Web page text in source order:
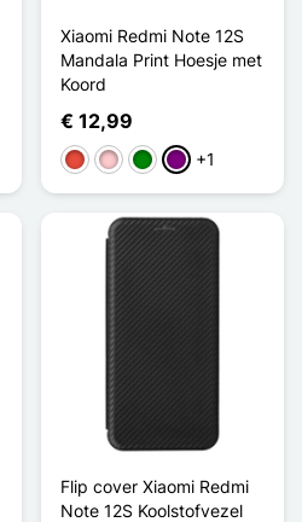
Xiaomi Redmi Note 12S
Mandala Print Hoesje met
Koord
€ 12,99
RoodRozeGroenPurper
+1
Flip cover Xiaomi Redmi
Note 12S Koolstofvezel